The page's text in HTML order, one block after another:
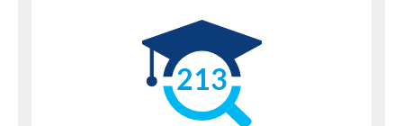
213